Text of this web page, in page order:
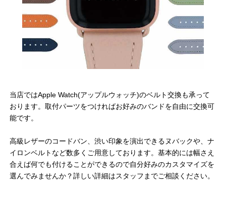
当店ではApple Watch(アップルウォッチ)のベルト交換も承って
おります。取付パーツをつければお好みのバンドを自由に交換可
能です。
高級レザーのコードバン、渋い印象を演出できるヌバックや、ナ
イロンベルトなど数多くご用意しております。基本的には幅さえ
合えば何でも付けることができるので自分好みのカスタマイズを
選んでみませんか？詳しい詳細はスタッフまでご相談ください。